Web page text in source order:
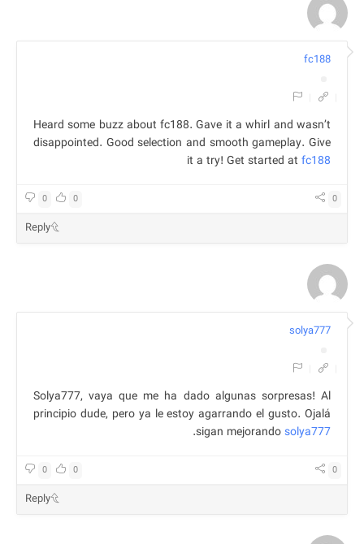
fc188
Heard some buzz about fc188. Gave it a whirl and wasn’t
disappointed. Good selection and smooth gameplay. Give
it a try! Get started at fc188
0
0 0
Reply
solya777
Solya777, vaya que me ha dado algunas sorpresas! Al
principio dude, pero ya le estoy agarrando el gusto. Ojalá
sigan mejorandosolya777
.
0
0 0
Reply